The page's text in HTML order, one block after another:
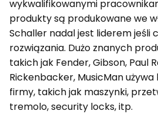
wykwalifikowanymi
produkty są produkowane we
Schaller nadal jest liderem jeśli
rozwiązania. Dużo znanych
takich jak Fender, Gibson, Paul
Rickenbacker, MusicMan
firmy, takich jak maszynki,
tremolo, security locks, itp.